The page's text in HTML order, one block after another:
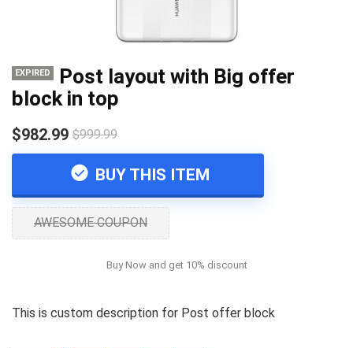
EXPIRED
Post layout with Big offer
block in top
$982.99 $999.99
BUY THIS ITEM
AWESOME COUPON
Buy Now and get 10% discount
This is custom description for Post offer block